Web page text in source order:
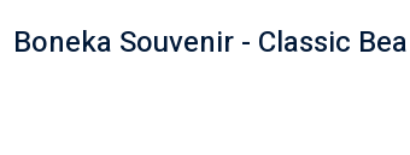
Boneka Souvenir - Classic